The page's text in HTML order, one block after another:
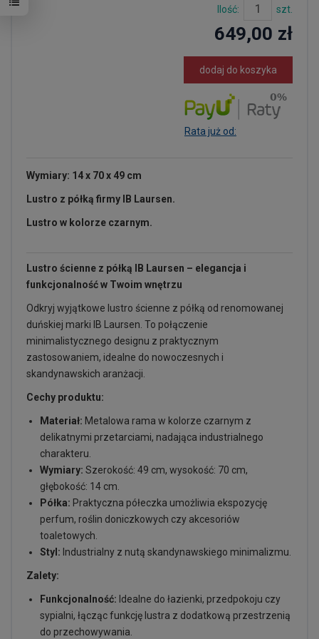
Ilość: szt.
649,00 zł
dodaj do koszyka
Rata już od:
Wymiary: 14 x 70 x 49 cm
Lustro z półką firmy IB Laursen.
Lustro w kolorze czarnym.
Lustro ścienne z półką IB Laursen – elegancja i
funkcjonalność w Twoim wnętrzu
Odkryj wyjątkowe lustro ścienne z półką od renomowanej
duńskiej marki IB Laursen. To połączenie
minimalistycznego designu z praktycznym
zastosowaniem, idealne do nowoczesnych i
skandynawskich aranżacji.
Cechy produktu:
Materiał: Metalowa rama w kolorze czarnym z
delikatnymi przetarciami, nadająca industrialnego
charakteru.
Wymiary: Szerokość: 49 cm, wysokość: 70 cm,
głębokość: 14 cm.
Półka: Praktyczna półeczka umożliwia ekspozycję
perfum, roślin doniczkowych czy akcesoriów
toaletowych.
Styl: Industrialny z nutą skandynawskiego minimalizmu.
Zalety:
Funkcjonalność: Idealne do łazienki, przedpokoju czy
sypialni, łącząc funkcję lustra z dodatkową przestrzenią
do przechowywania.